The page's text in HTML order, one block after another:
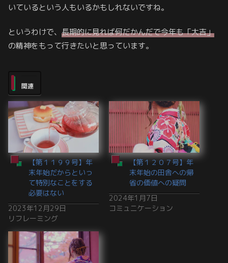
いているという人もいるかもしれないですね。
というわけで、 長期的に見れば何だかんだで今年も「大吉」
の精神をもって行きたいと思っています。
関連
【第１１９９号】年
末年始だからといっ
て特別なことをする
必要はない
2023年12月29日
リフレーミング
【第１２０７号】年
末年始の田舎への帰
省の価値への疑問
2024年1月7日
コミュニケーション